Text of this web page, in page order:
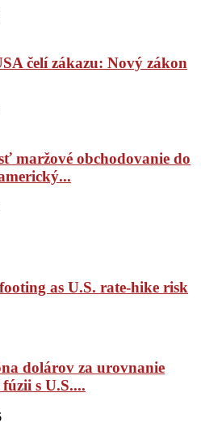
čelí zákazu: Nový zákon
maržové obchodovanie do
as U.S. rate-hike risk
dolárov za urovnanie
s U.S....